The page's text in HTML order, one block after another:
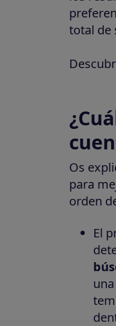
total de
Os
para
orden
El